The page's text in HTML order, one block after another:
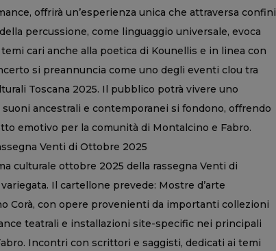
offrirà un’esperienza unica che attraversa confini
percussione, come linguaggio universale, evoca
cari anche alla poetica di Kounellis e in linea con
si preannuncia come uno degli eventi clou tra
Toscana 2025. Il pubblico potrà vivere uno
ancestrali e contemporanei si fondono, offrendo
emotivo per la comunità di Montalcino e Fabro.
Venti di Ottobre 2025
culturale ottobre 2025 della rassegna Venti di
Il cartellone prevede: Mostre d’arte
Corà, con opere provenienti da importanti collezioni
teatrali e installazioni site-specific nei principali
Incontri con scrittori e saggisti, dedicati ai temi